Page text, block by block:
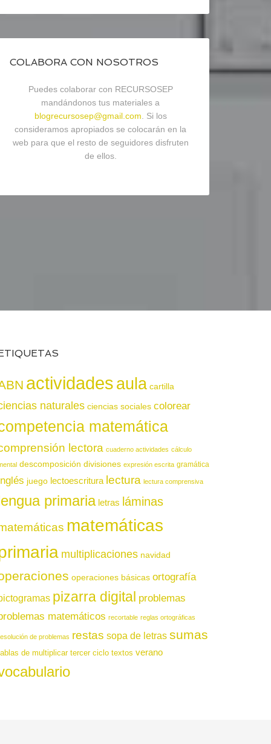
COLABORA CON NOSOTROS
Puedes colaborar con RECURSOSEP
mandándonos tus materiales a
blogrecursosep@gmail.com . Si los
consideramos apropiados se colocarán en la
web para que el resto de seguidores disfruten
de ellos.
actividadesaula cartilla
naturales ciencias sociales colorear
matemática
lectora cuaderno actividades cálculo
descomposición divisiones expresión escrita gramática
juego lectoescritura lectura lectura comprensiva
primaria letras láminas
matemáticas
multiplicaciones navidad
operaciones básicas ortografía
pizarra digital problemas
matemáticos recortable reglas ortográficas
de problemas restas sopa de letras sumas
de multiplicar tercer ciclo textos verano